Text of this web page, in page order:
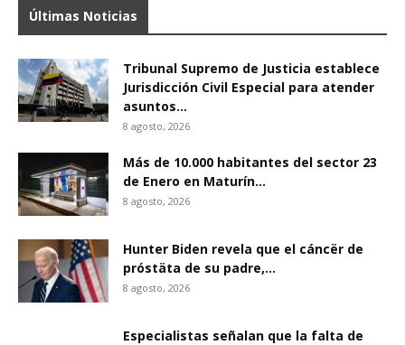
Últimas Noticias
Tribunal Supremo de Justicia establece
Jurisdicción Civil Especial para atender
asuntos...
8 agosto, 2026
Más de 10.000 habitantes del sector 23
de Enero en Maturín...
8 agosto, 2026
Hunter Biden revela que el cáncër de
próstäta de su padre,...
8 agosto, 2026
Especialistas señalan que la falta de